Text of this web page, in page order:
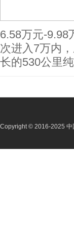
6.58万元-9.98
次进入7万内
长的530公里
Copyright © 2016-2025 中